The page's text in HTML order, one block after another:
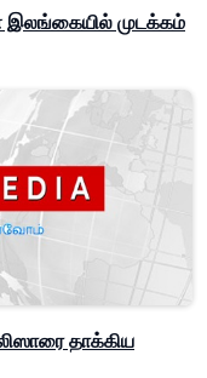
இலங்கையில் முடக்கம்
தாக்கிய